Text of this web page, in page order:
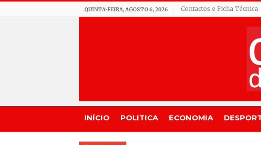
QUINTA-FEIRA, AGOSTO 6, 2026 Contactos e Ficha Técnica
INÍCIO POLITICA ECONOMIA